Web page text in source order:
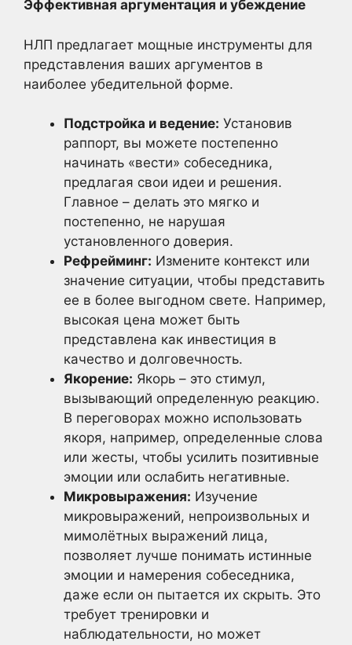
Эффективная аргументация и убеждение
НЛП предлагает мощные инструменты для
представления ваших аргументов в
наиболее убедительной форме.
Подстройка и ведение: Установив
раппорт, вы можете постепенно
начинать «вести» собеседника,
предлагая свои идеи и решения.
Главное – делать это мягко и
постепенно, не нарушая
установленного доверия.
Рефрейминг: Измените контекст или
значение ситуации, чтобы представить
ее в более выгодном свете. Например,
высокая цена может быть
представлена как инвестиция в
качество и долговечность.
Якорение: Якорь – это стимул,
вызывающий определенную реакцию.
В переговорах можно использовать
якоря, например, определенные слова
или жесты, чтобы усилить позитивные
эмоции или ослабить негативные.
Микровыражения: Изучение
микровыражений, непроизвольных и
мимолётных выражений лица,
позволяет лучше понимать истинные
эмоции и намерения собеседника,
даже если он пытается их скрыть. Это
требует тренировки и
наблюдательности, но может